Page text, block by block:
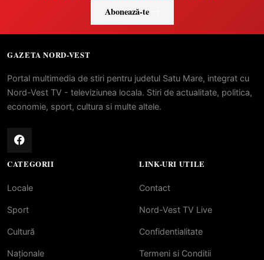
Abonează-te
GAZETA NORD-VEST
Portal multimedia de stiri pentru judetul Satu Mare, integrat cu
Nord-Vest TV - televiziunea locala. Stiri de actualitate, politica,
economie, sport, cultura si multe altele.
CATEGORII
Locale
Sport
Cultură
Naționale
LINK-URI UTILE
Contact
Nord-Vest TV Live
Confidentialitate
Termeni si Conditii